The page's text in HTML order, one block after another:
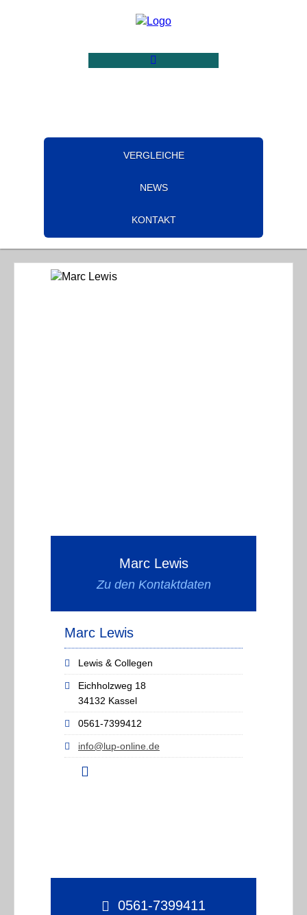
VERGLEICHE
NEWS
KONTAKT
Marc Lewis
Zu den Kontaktdaten
Marc Lewis
Lewis & Collegen
Eichholzweg 18
34132 Kassel
0561-7399412
info@lup-online.de
0561-7399411